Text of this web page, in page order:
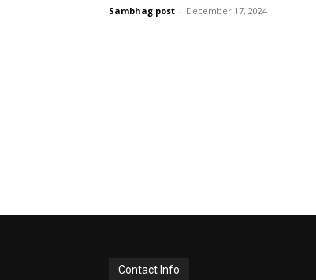
Sambhag post - December 17, 2024
Contact Info